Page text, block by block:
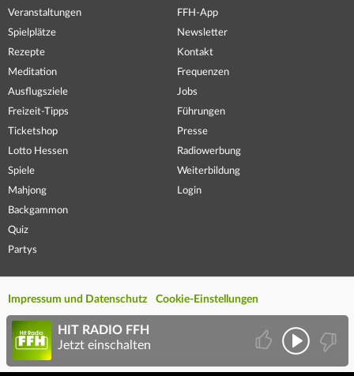
Veranstaltungen
Spielplätze
Rezepte
Meditation
Ausflugsziele
Freizeit-Tipps
Ticketshop
Lotto Hessen
Spiele
Mahjong
Backgammon
Quiz
Partys
FFH-App
Newsletter
Kontakt
Frequenzen
Jobs
Führungen
Presse
Radiowerbung
Weiterbildung
Login
Impressum und Datenschutz Cookie-Einstellungen
HIT RADIO FFH
Jetzt einschalten